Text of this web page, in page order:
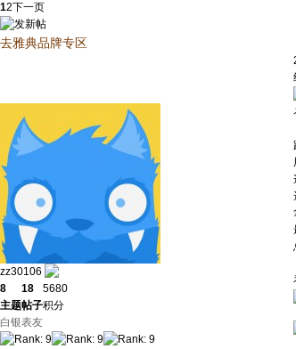
12下一页
去雅典品牌专区
zz30106
8
主题
18
帖子
5680
积分
白银表友